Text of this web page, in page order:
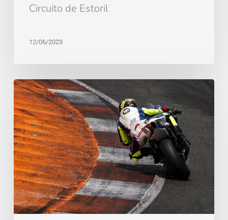
Circuito de Estoril
12/06/2023
El
I+Dent
Racing
Team
disputa
la
tercera
prueba
del